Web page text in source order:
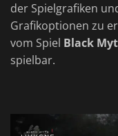
der Spielgrafiken
Grafikoptionen zu
vom Spiel Black
spielbar.